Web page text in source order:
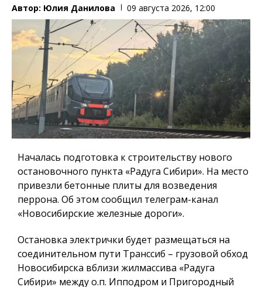
Автор: Юлия Данилова 09 августа 2026, 12:00
Началась подготовка к строительству нового
остановочного пункта «Радуга Сибири». На место
привезли бетонные плиты для возведения
перрона. Об этом сообщил телеграм-канал
«Новосибирские железные дороги».
Остановка электрички будет размещаться на
соединительном пути Транссиб – грузовой обход
Новосибирска вблизи жилмассива «Радуга
Сибири» между о.п. Ипподром и Пригородный